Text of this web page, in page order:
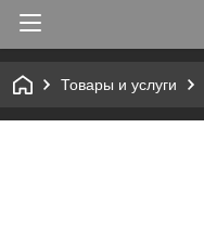
Товары и услуги